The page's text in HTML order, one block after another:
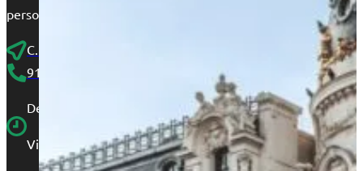
personalizado en un ambiente de máxima confianza.
C. de Fernández de los Ríos, 87, Bajo derecha interior
910 25 46 45
De lunes a jueves de 9:00 a 14:00 y de 15:00 a 18:30.
Viernes, de 9:00 a 15:00.